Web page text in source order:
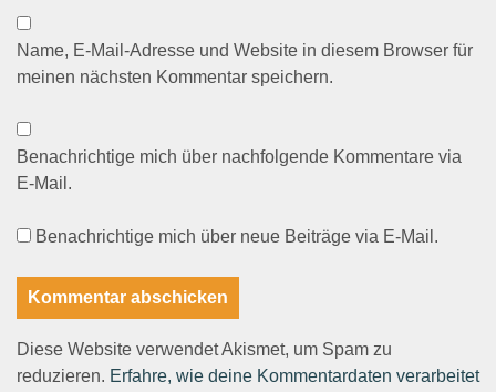
Name, E-Mail-Adresse und Website in diesem Browser für
meinen nächsten Kommentar speichern.
Benachrichtige mich über nachfolgende Kommentare via
E-Mail.
Benachrichtige mich über neue Beiträge via E-Mail.
Diese Website verwendet Akismet, um Spam zu
reduzieren. Erfahre, wie deine Kommentardaten verarbeitet